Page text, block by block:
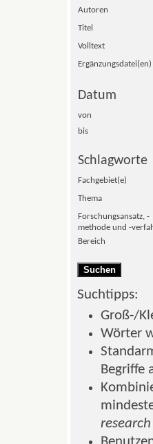
Autoren
Titel
Volltext
Ergänzungsdatei(en)
Datum
von
bis
Schlagworte
Fachgebiet(e)
Thema
Forschungsansatz, -
methode und -
Bereich
Suchtipps:
Groß-/
Wörter
Begriffe
research